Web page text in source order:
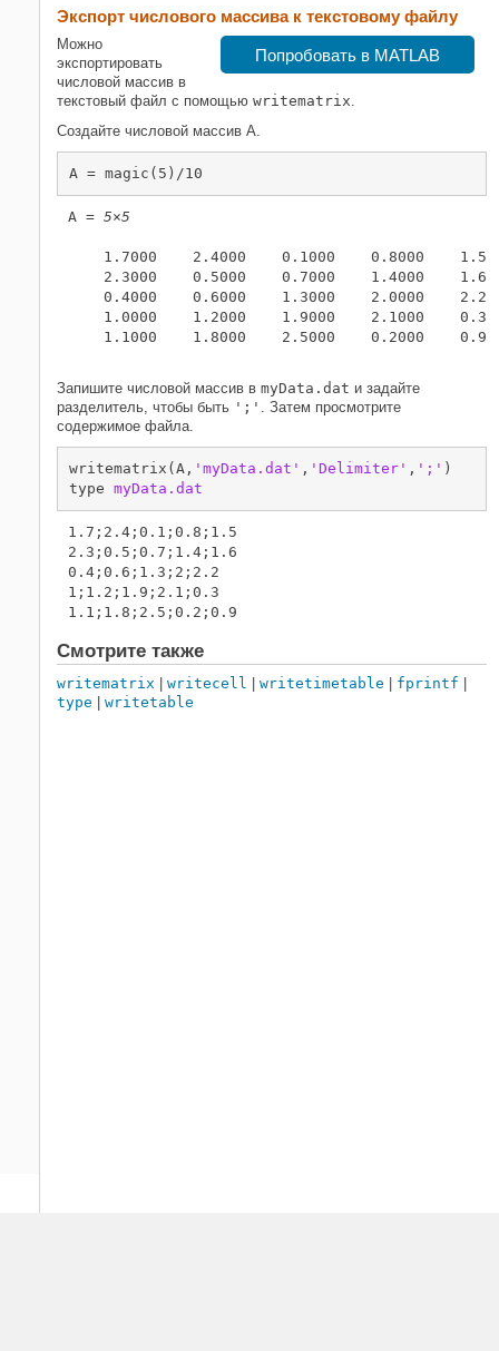
Экспорт числового массива к текстовому файлу
Попробовать в MATLAB
Можно
экспортировать
числовой массив в
текстовый файл с помощью writematrix.
Создайте числовой массив A.
A = magic(5)/10
A = 5×5
1.7000    2.4000    0.1000    0.8000
2.3000    0.5000    0.7000    1.4000
0.4000    0.6000    1.3000    2.0000
1.0000    1.2000    1.9000    2.1000
1.1000    1.8000    2.5000    0.2000
Запишите числовой массив в myData.dat и задайте
разделитель, чтобы быть ';' . Затем просмотрите
содержимое файла.
writematrix(A, 'myData.dat' , 'Delimiter' , ';' )
type myData.dat
1.7;2.4;0.1;0.8;1.5
2.3;0.5;0.7;1.4;1.6
0.4;0.6;1.3;2;2.2
1;1.2;1.9;2.1;0.3
Смотрите также
writematrix writecell writetimetable fprintf
type
writetable